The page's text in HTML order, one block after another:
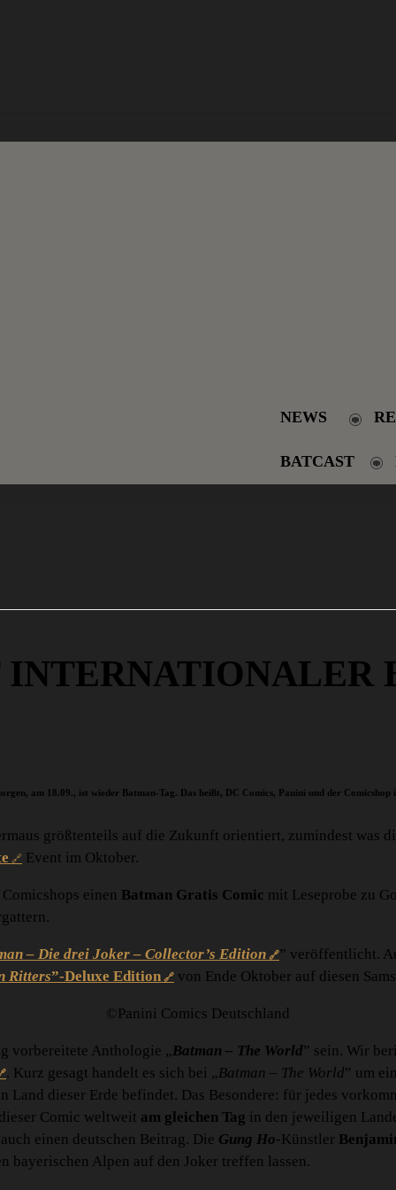
NEWS
BATCAST
INTERNATIONALER
am 18.09., ist wieder Batman-Tag. Das heißt, DC Comics, Panini und der Comicshop
größtenteils auf die Zukunft orientiert, zumindest was
Event im Oktober.
einen Batman Gratis Comic mit Leseprobe zu
– Die drei Joker – Collector’s Edition
” veröffentlicht.
Ritters”-Deluxe Edition von Ende Oktober auf diesen
©Panini Comics Deutschland
vorbereitete Anthologie „Batman – The World” sein. Wir
. Kurz gesagt handelt es sich bei „Batman – The World” um
Land dieser Erde befindet. Das Besondere: für jedes
Comic weltweit am gleichen Tag in den jeweiligen
einen deutschen Beitrag. Die Gung Ho-Künstler
bayerischen Alpen auf den Joker treffen lassen.